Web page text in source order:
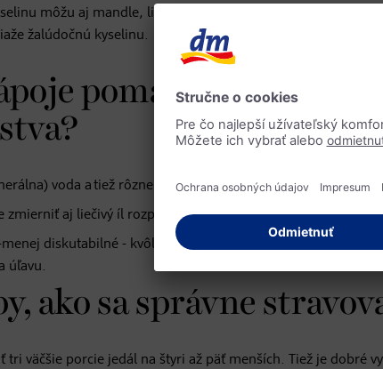
môžu aj mandle, lieskové orechy a tiež kešu oriešky.
žalúdočnú kyselinu.
pomáhajú pri pálení
voda a tiež rôzne čaje, napríklad feniklový, zázvorový,
zmierniť aj liečivý íl rozpustený v teplej vode.
diskutabilné - kvôli svojej miernej kyslosti nemôže
úľavu.
ako sa správne
tri väčšie porcie jedál na štyri až päť menších. Tiež je dobré